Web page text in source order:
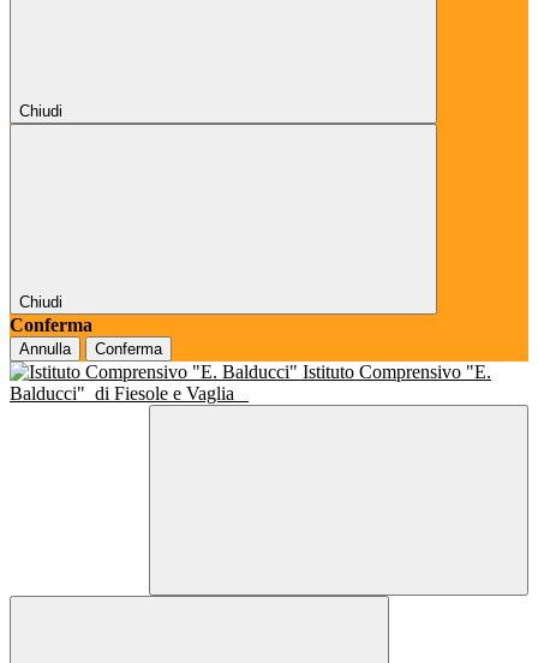
Chiudi
Chiudi
Conferma
Annulla Conferma
Istituto Comprensivo "E.
Balducci" di Fiesole e Vaglia